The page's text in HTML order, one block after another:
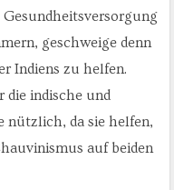
geschweige denn
Indiens zu helfen.
die indische und
nützlich, da sie helfen,
auf beiden